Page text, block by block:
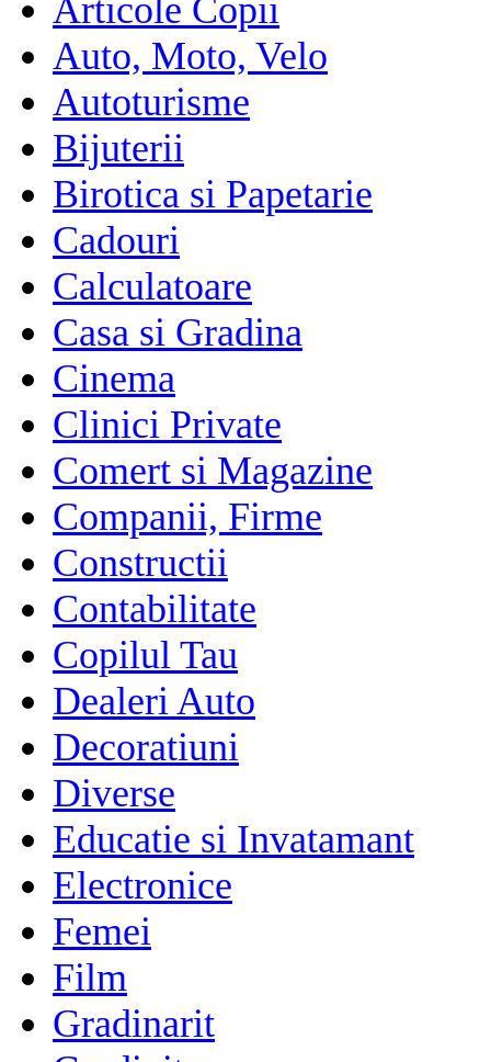
Articole Copii
Auto, Moto, Velo
Autoturisme
Bijuterii
Birotica si Papetarie
Cadouri
Calculatoare
Casa si Gradina
Cinema
Clinici Private
Comert si Magazine
Companii, Firme
Constructii
Contabilitate
Copilul Tau
Dealeri Auto
Decoratiuni
Diverse
Educatie si Invatamant
Electronice
Femei
Film
Gradinarit